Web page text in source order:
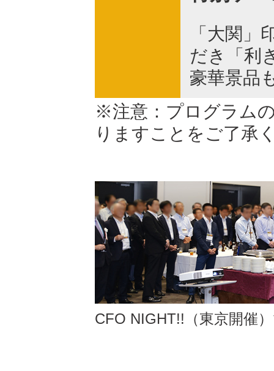
「大関
だき「利
豪華景品
※注意：プログラム
りますことをご了承
CFO NIGHT!!（東京開催